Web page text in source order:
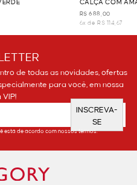
CALÇA COM
R$ 688,00
6x de R$ 114,67
de todas as novidades, ofertas
para você, em nossa
VIP!
INSCREVA-
SE
está de acordo com nossos termos.